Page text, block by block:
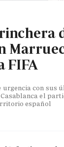
FIFA
con sus
el
español